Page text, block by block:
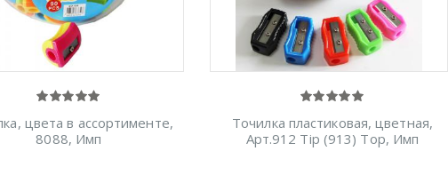
цвета в ассортименте,
8088, Имп
Точилка пластиковая, цветная,
Арт.912 Tip (913) Top, Имп